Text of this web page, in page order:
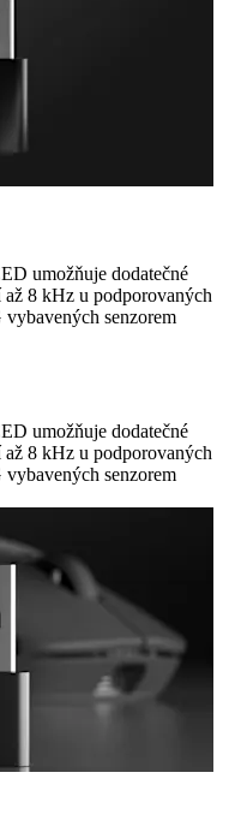
umožňuje dodatečné
8 kHz u podporovaných
senzorem
umožňuje dodatečné
8 kHz u podporovaných
senzorem